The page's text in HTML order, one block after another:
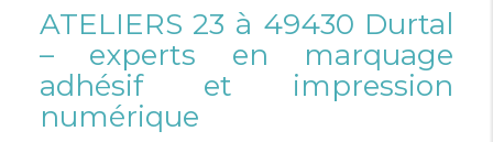
ATELIERS 23 à 49430 Durtal
– experts en marquage
adhésif et impression
numérique